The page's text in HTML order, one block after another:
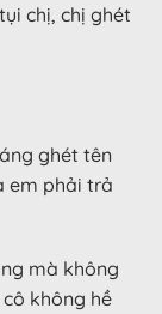
chị, chị ghét
ghét tên
em phải trả
mà không
không hề